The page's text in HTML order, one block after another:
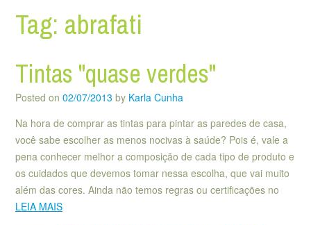
Tag: abrafati
Tintas "quase verdes"
Posted on 02/07/2013 by Karla Cunha
Na hora de comprar as tintas para pintar as paredes de casa,
você sabe escolher as menos nocivas à saúde? Pois é, vale a
pena conhecer melhor a composição de cada tipo de produto e
os cuidados que devemos tomar nessa escolha, que vai muito
além das cores. Ainda não temos regras ou certificações no
LEIA MAIS